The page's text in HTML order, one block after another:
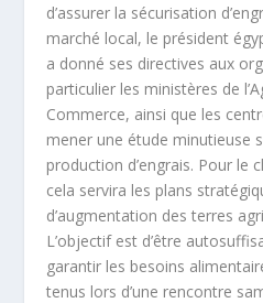
d’assurer la sécurisation
marché local, le président
a donné ses directives aux
particulier les ministères de
Commerce, ainsi que les
mener une étude minutieuse
production d’engrais. Pour le
cela servira les plans
d’augmentation des terres
L’objectif est d’être
garantir les besoins
tenus lors d’une rencontre